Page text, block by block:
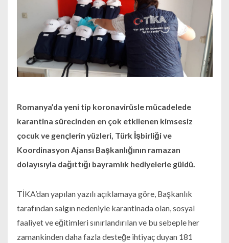
Romanya’da yeni tip koronavirüsle mücadelede
karantina sürecinden en çok etkilenen kimsesiz
çocuk ve gençlerin yüzleri, Türk İşbirliği ve
Koordinasyon Ajansı Başkanlığının ramazan
dolayısıyla dağıttığı bayramlık hediyelerle güldü.
TİKA’dan yapılan yazılı açıklamaya göre, Başkanlık
tarafından salgın nedeniyle karantinada olan, sosyal
faaliyet ve eğitimleri sınırlandırılan ve bu sebeple her
zamankinden daha fazla desteğe ihtiyaç duyan 181